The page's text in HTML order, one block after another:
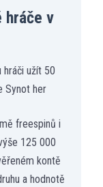
hráče v
užít 50
Synot her
freespinů i
125 000
kontě
a hodnotě